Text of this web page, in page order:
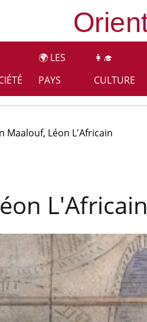
🌍 LES
PAYS
👩‍🎓
CULTURE
Maalouf, Léon L'Africain
L'Africain